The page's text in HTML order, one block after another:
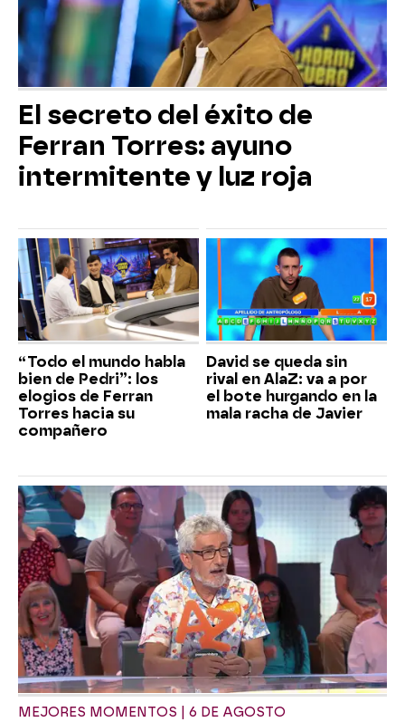
El secreto del éxito de
Ferran Torres: ayuno
intermitente y luz roja
“Todo el mundo habla
bien de Pedri”: los
elogios de Ferran
Torres hacia su
compañero
David se queda sin
rival en AlaZ: va a por
el bote hurgando en la
mala racha de Javier
MEJORES MOMENTOS | 6 DE AGOSTO